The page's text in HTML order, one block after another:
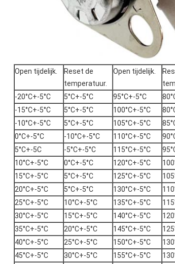
Open tijdelijk.
Reset de
temperatuur.
Open tijdelijk.
-20°C+-5°C
5°C+-5°C 95°C+-5°C
-15°C+-5°C
5°C+-5°C 100°C+-5°C
-10°C+-5°C
5°C+-5°C 105°C+-5°C
0°C+-5°C
-10°C+-5°C 110°C+-5°C
5°C+-5C
-5°C+-5°C 115°C+-5°C
10°C+-5°C
0°C+-5°C 120°C+-5°C
15°C+-5°C
5°C+-5°C 125°C+-5°C
20°C+-5°C
5°C+-5°C 130°C+-5°C
25°C+-5°C
10°C+-5°C 135°C+-5°C
30°C+-5°C
15°C+-5°C 140°C+-5°C
35°C+-5°C
20°C+-5°C 145°C+-5°C
40°C+-5°C
25°C+-5°C 150°C+-5°C
45°C+-5°C
30°C+-5°C 155°C+-5°C